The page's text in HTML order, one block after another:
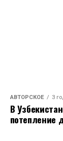
АВТОРСКОЕ 3
В
потепление